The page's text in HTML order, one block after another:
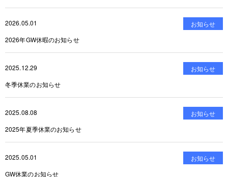
2026.05.01
お知らせ
2026年GW休暇のお知らせ
2025.12.29
お知らせ
冬季休業のお知らせ
2025.08.08
お知らせ
2025年夏季休業のお知らせ
2025.05.01
お知らせ
GW休業のお知らせ